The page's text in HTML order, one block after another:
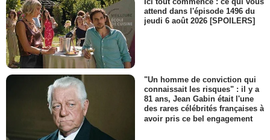
attend dans l'épisode 1496 du
jeudi 6 août 2026 [SPOILERS]
"Un homme de conviction qui
connaissait les risques" : il y a
81 ans, Jean Gabin était l'une
des rares célébrités françaises à
avoir pris ce bel engagement